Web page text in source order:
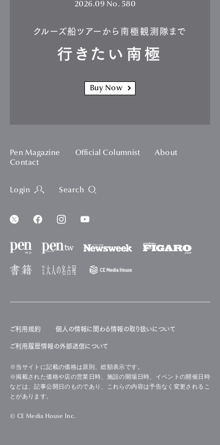
2026.09 No. 580
クルーズ船ツアーから南極観測隊まで
行きたい南極
Buy Now
Pen Magazine Official Columnist
About
Contact
Login Search
ご利用規約 個人の情報に関わる情報の取り扱いについて
ご利用履歴情報の外部送信について
※当サイトに記載の価格は原則、総額表示です。
※掲載された価格や店の営業日時、施設の開場日時、イベントの開催日時
などは、記事公開日のものであり、これらの内容は予告なく変更されるこ
とがあります。
© CE Media House Inc.